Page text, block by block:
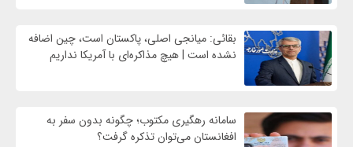
بقائی: میانجی اصلی، پاکستان است، چین اضافه
نشده است | هیچ مذاکره‌ای با آمریکا نداریم
سامانه رهگیری مکتوب؛ چگونه بدون سفر به
افغانستان می‌توان تذکره گرفت؟